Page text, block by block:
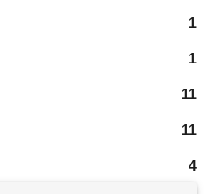
1
1
11
11
4